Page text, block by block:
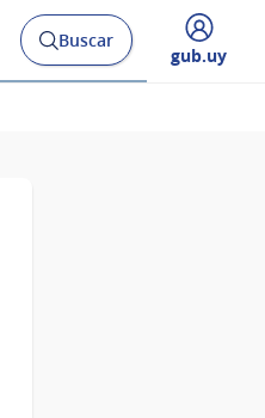
Abrir
buscador
Buscar
Desplegar
gub.uy